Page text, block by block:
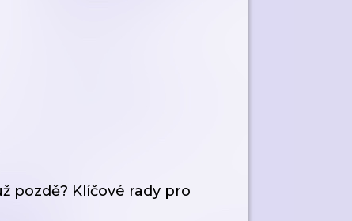
pozdě? Klíčové rady pro